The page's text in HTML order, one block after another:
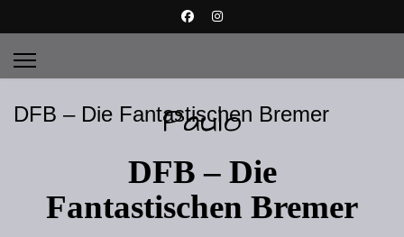
DFB – Die Fantastischen Bremer
Paulo
DFB – Die
Fantastischen Bremer